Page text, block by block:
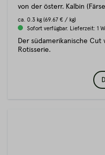
von der österr. Kalbin
ca. 0.3 kg (69.67 € / kg)
Sofort verfügbar. Lieferzeit: 1
Der südamerikanische
Rotisserie.